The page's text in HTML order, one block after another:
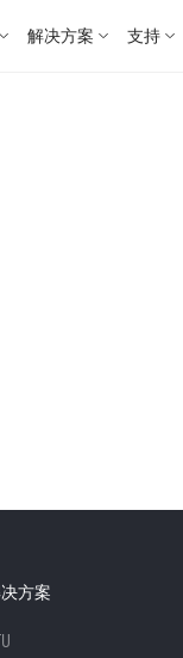
解决方案 支持
方案